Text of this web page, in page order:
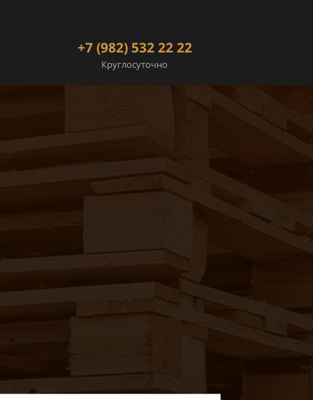
+7 (982) 532 22 22
Круглосуточно